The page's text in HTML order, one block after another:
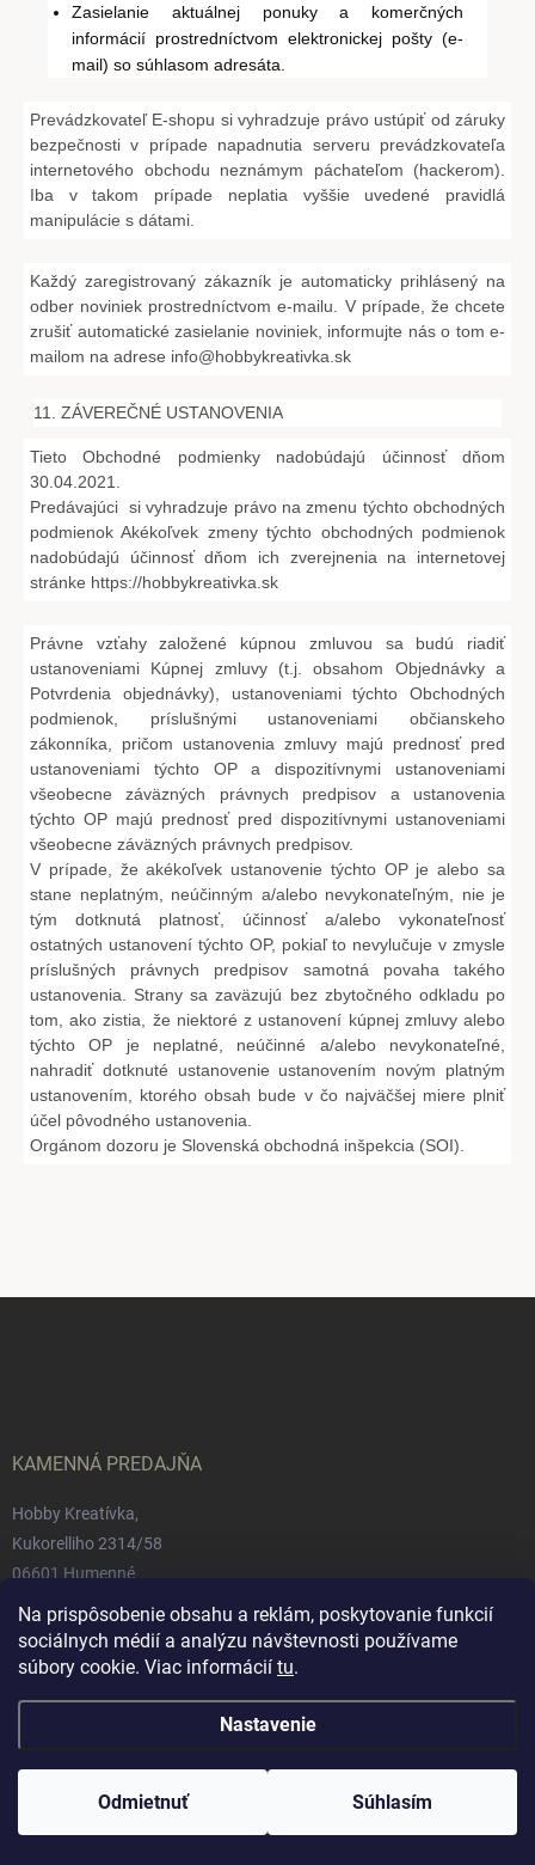
Na prispôsobenie obsahu a reklám, poskytovanie funkcií
sociálnych médií a analýzu návštevnosti používame
súbory cookie. Viac informácií tu.
Nastavenie
Odmietnuť Súhlasím
Zasielanie aktuálnej ponuky a komerčných
informácií prostredníctvom elektronickej pošty (e-
mail) so súhlasom adresáta.
Prevádzkovateľ E-shopu si vyhradzuje právo ustúpiť od záruky
bezpečnosti v prípade napadnutia serveru prevádzkovateľa
internetového obchodu neznámym páchateľom (hackerom).
Iba v takom prípade neplatia vyššie uvedené pravidlá
manipulácie s dátami.
Každý zaregistrovaný zákazník je automaticky prihlásený na
odber noviniek prostredníctvom e-mailu. V prípade, že chcete
zrušiť automatické zasielanie noviniek, informujte nás o tom e-
mailom na adrese info@hobbykreativka.sk
11. ZÁVEREČNÉ USTANOVENIA
Tieto Obchodné podmienky nadobúdajú účinnosť dňom
30.04.2021.
Predávajúci si vyhradzuje právo na zmenu týchto obchodných
podmienok Akékoľvek zmeny týchto obchodných podmienok
nadobúdajú účinnosť dňom ich zverejnenia na internetovej
stránke https://hobbykreativka.sk
Právne vzťahy založené kúpnou zmluvou sa budú riadiť
ustanoveniami Kúpnej zmluvy (t.j. obsahom Objednávky a
Potvrdenia objednávky), ustanoveniami týchto Obchodných
podmienok, príslušnými ustanoveniami občianskeho
zákonníka, pričom ustanovenia zmluvy majú prednosť pred
ustanoveniami týchto OP a dispozitívnymi ustanoveniami
všeobecne záväzných právnych predpisov a ustanovenia
týchto OP majú prednosť pred dispozitívnymi ustanoveniami
všeobecne záväzných právnych predpisov.
V prípade, že akékoľvek ustanovenie týchto OP je alebo sa
stane neplatným, neúčinným a/alebo nevykonateľným, nie je
tým dotknutá platnosť, účinnosť a/alebo vykonateľnosť
ostatných ustanovení týchto OP, pokiaľ to nevylučuje v zmysle
príslušných právnych predpisov samotná povaha takého
ustanovenia. Strany sa zaväzujú bez zbytočného odkladu po
tom, ako zistia, že niektoré z ustanovení kúpnej zmluvy alebo
týchto OP je neplatné, neúčinné a/alebo nevykonateľné,
nahradiť dotknuté ustanovenie ustanovením novým platným
ustanovením, ktorého obsah bude v čo najväčšej miere plniť
účel pôvodného ustanovenia.
Orgánom dozoru je Slovenská obchodná inšpekcia (SOI).
KAMENNÁ PREDAJŇA
Hobby Kreatívka,
Kukorelliho 2314/58
06601 Humenné
Otváracie hodiny:
Pon-Pia: 08:00 - 16:30
Obchodné podmienky